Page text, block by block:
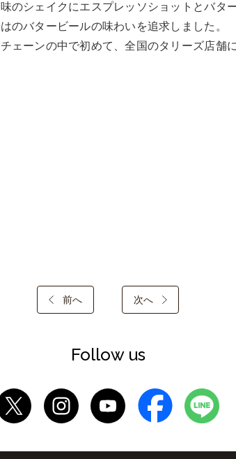
のシェイクにエスプレッソショットとバタ
のバタービールの味わいを追求しました。
ェーンの中で初めて、全国のタリーズ店舗
前へ 次へ
Follow us